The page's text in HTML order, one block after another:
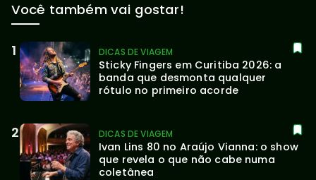
Você também vai gostar!
DICAS DE VIAGEM
Sticky Fingers em Curitiba 2026: a
banda que desmonta qualquer
rótulo no primeiro acorde
DICAS DE VIAGEM
Ivan Lins 80 no Araújo Vianna: o show
que revela o que não cabe numa
coletânea